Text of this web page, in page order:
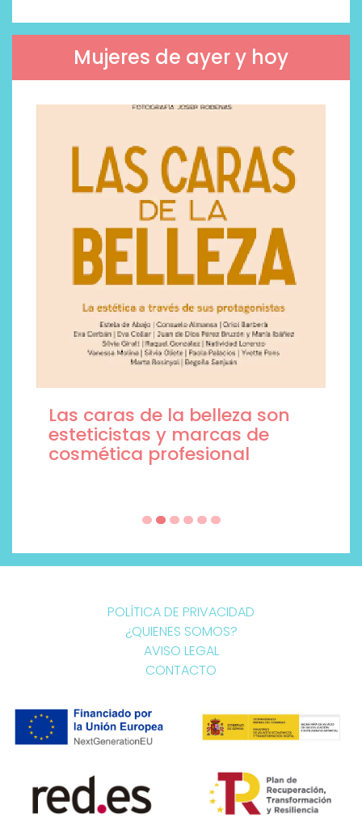
Mujeres de ayer y hoy
Las caras de la belleza son
esteticistas y marcas de
cosmética profesional
POLÍTICA DE PRIVACIDAD
¿QUIENES SOMOS?
AVISO LEGAL
CONTACTO